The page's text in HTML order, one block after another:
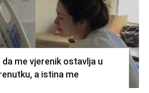
me vjerenik ostavlja u
a istina me